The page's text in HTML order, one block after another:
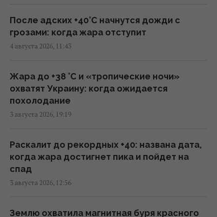
Разведка США помогла Украине
переломить ход войны, - Politico
06:48 четверг, 06 августа 2026
Разведывательные отношения между США
и Украиной значительно улучшились, -
Politico
01:22 четверг, 06 августа 2026
Макрон резко отреагировал на новые
удары РФ по Киеву
22:55 среда, 05 августа 2026
поражение для Киева, -
После адских +40°C начнутся дожди с
грозами: когда жара отступит
4 августа 2026, 11:43
Жара до +38 °С и «тропические ночи»
охватят Украину: когда ожидается
похолодание
3 августа 2026, 19:19
Раскалит до рекордных +40: названа дата,
когда жара достигнет пика и пойдет на
спад
3 августа 2026, 12:56
Землю охватила магнитная буря красного